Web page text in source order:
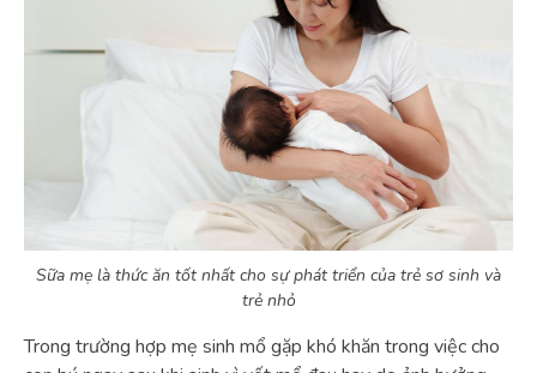
Sữa mẹ là thức ăn tốt nhất cho sự phát triển của trẻ sơ sinh và
trẻ nhỏ
Trong trường hợp mẹ sinh mổ gặp khó khăn trong việc cho